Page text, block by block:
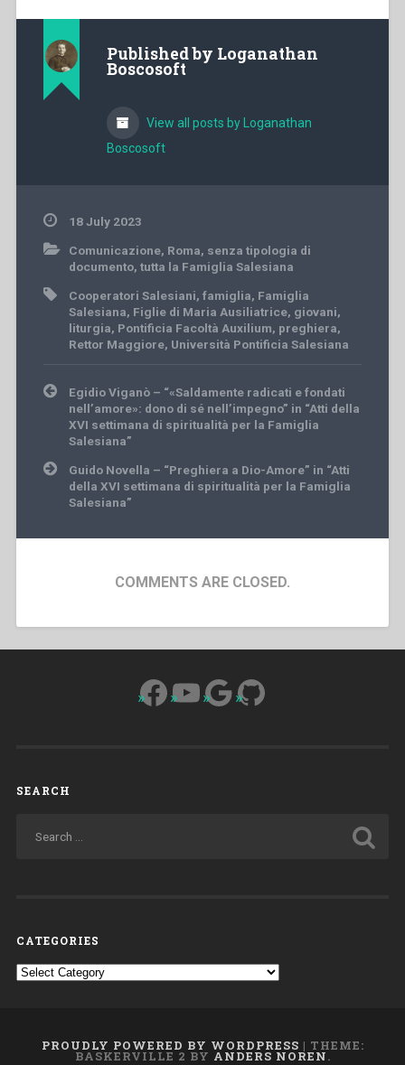
Published by Loganathan
Boscosoft
View all posts by Loganathan
Boscosoft
18 July 2023
Comunicazione, Roma, senza tipologia di
documento, tutta la Famiglia Salesiana
Cooperatori Salesiani, famiglia, Famiglia
Salesiana, Figlie di Maria Ausiliatrice, giovani,
liturgia, Pontificia Facoltà Auxilium, preghiera,
Rettor Maggiore, Università Pontificia Salesiana
Post
navigation
Egidio Viganò – “«Saldamente radicati e fondati
nell’amore»: dono di sé nell’impegno” in “Atti della
XVI settimana di spiritualità per la Famiglia
Salesiana”
Guido Novella – “Preghiera a Dio-Amore” in “Atti
della XVI settimana di spiritualità per la Famiglia
Salesiana”
COMMENTS ARE CLOSED.
Facebook
YouTube
Google
GitHub
SEARCH
CATEGORIES
Categories
PROUDLY POWERED BY WORDPRESS | THEME:
BASKERVILLE 2 BY ANDERS NOREN.